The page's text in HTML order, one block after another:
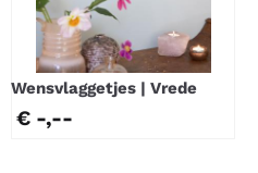
Wensvlaggetjes | Vrede
€ -,--